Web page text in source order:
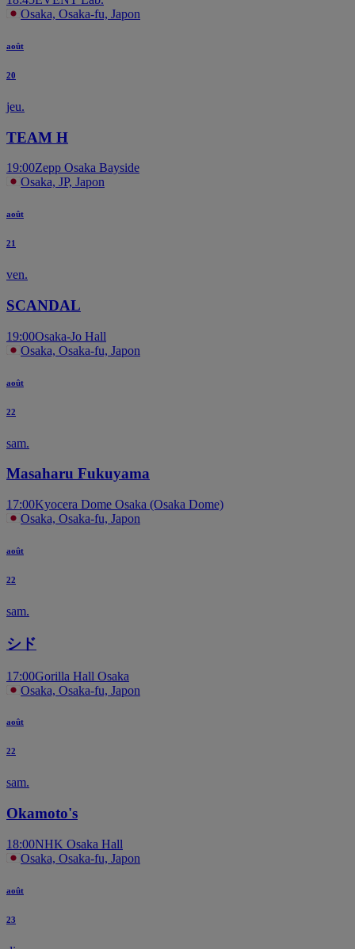
Osaka, Osaka-fu, Japon
août
20
jeu.
TEAM H
19:00Zepp Osaka Bayside
Osaka, JP, Japon
août
21
ven.
SCANDAL
19:00Osaka-Jo Hall
Osaka, Osaka-fu, Japon
août
22
sam.
Masaharu Fukuyama
17:00Kyocera Dome Osaka (Osaka Dome)
Osaka, Osaka-fu, Japon
août
22
sam.
シド
17:00Gorilla Hall Osaka
Osaka, Osaka-fu, Japon
août
22
sam.
Okamoto's
18:00NHK Osaka Hall
Osaka, Osaka-fu, Japon
août
23